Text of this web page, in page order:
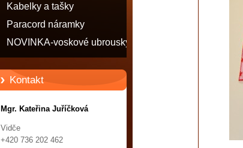
Kabelky a tašky
Paracord náramky
NOVINKA-voskové ubrousky
Kontakt
Mgr. Kateřina Juříčková
Vidče
+420 736 202 462